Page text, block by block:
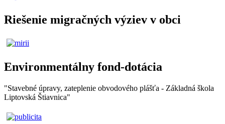
Riešenie migračných výziev v obci
Environmentálny fond-dotácia
"Stavebné úpravy, zateplenie obvodového plášťa - Základná škola
Liptovská Štiavnica"